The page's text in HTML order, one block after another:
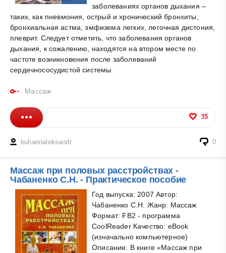
заболеваниях органов дыхания –
таких, как пневмония, острый и хронический бронхиты,
бронхиальная астма, эмфизема легких, легочная дистония,
плеврит. Следует отметить, что заболевания органов
дыхания, к сожалению, находятся на втором месте по
частоте возникновения после заболеваний
сердечнососудистой системы.
Массаж
35
buharinaleksandr 0
Массаж при половых расстройствах -
Чабаненко С.Н. - Практическое пособие
Год выпуска: 2007 Автор:
Чабаненко С.Н. Жанр: Массаж
Формат: FB2 - программа
CoolReader Качество: eBook
(изначально компьютерное)
Описание: В книге «Массаж при